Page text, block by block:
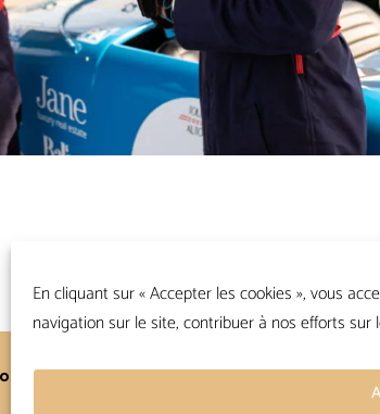
En cliquant sur « Accepter les cookies », vous
navigation sur le site, contribuer à nos efforts
Conditions